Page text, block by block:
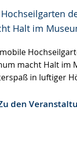
Halt im
macht Halt im
in luftiger
den